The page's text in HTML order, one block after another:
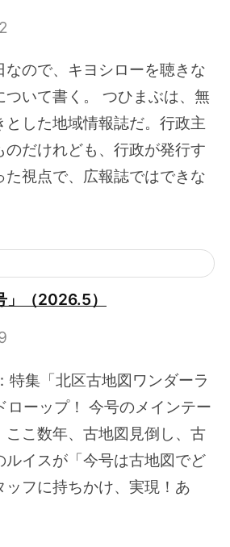
なので、キヨシローを聴きな
ついて書く。 つひまぶは、無
とした地域情報誌だ。行政主
のだけれども、行政が発行す
た視点で、広報誌ではできな
（2026.5）
特集「北区古地図ワンダーラ
ローップ！ 今号のメインテー
ここ数年、古地図見倒し、古
ルイスが「今号は古地図でど
ッフに持ちかけ、実現！あ